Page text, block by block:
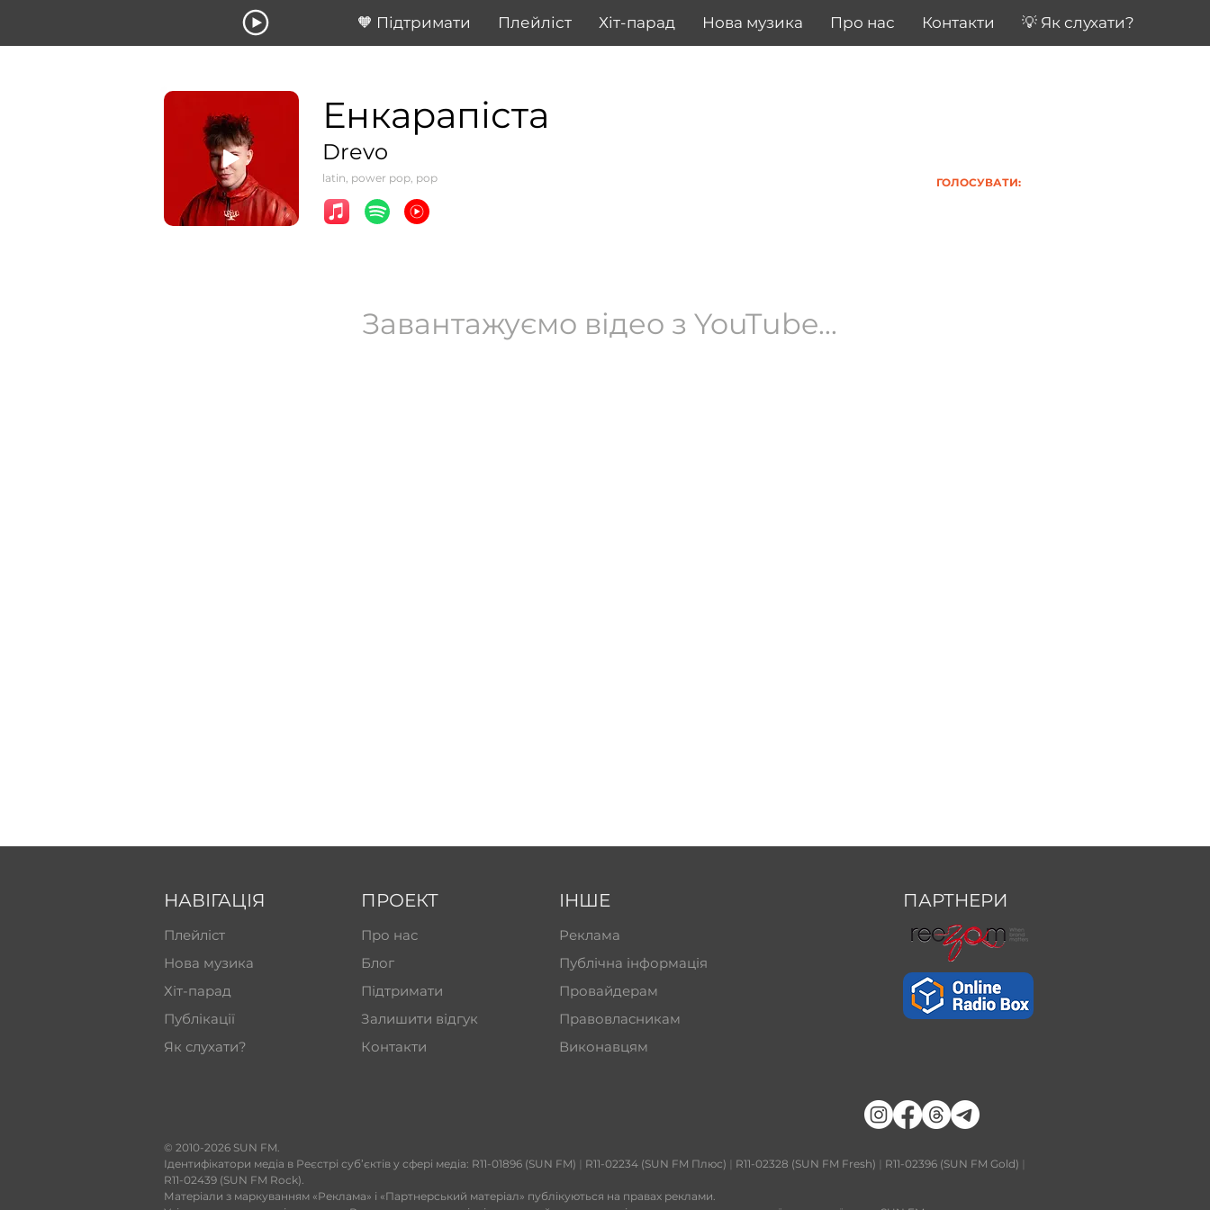
🧡 Підтримати Плейліст Хіт-парад Нова музика Про нас Контакти 💡 Як слухати?
Енкарапіста
Drevo
latin, power pop, pop
Завантажуємо відео з YouTube...
ГОЛОСУВАТИ:
НАВІГАЦІЯ
Плейліст
Нова музика
Хіт-парад
Публікації
Як слухати?
ПРОЕКТ
Про нас
Блог
Підтримати
Залишити відгук
Контакти
ІНШЕ
Реклама
Публічна інформація
Провайдерам
Правовласникам
Виконавцям
ПАРТНЕРИ
​© 2010-2026 SUN FM.
Ідентифікатори медіа в Реєстрі суб’єктів у сфері медіа: R11-01896 (SUN FM) | R11-02234 (SUN FM Плюс) | R11-02328 (SUN FM Fresh) | R11-02396 (SUN FM Gold) |
R11-02439 (SUN FM Rock).
Матеріали з маркуванням «Реклама» і «Партнерський матеріал» публікуються на правах реклами.